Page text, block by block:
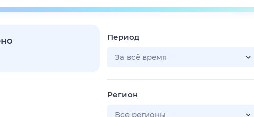
и отдых
Поиск
ТВ-программа
Период
За всё время
Регион
Все регионы